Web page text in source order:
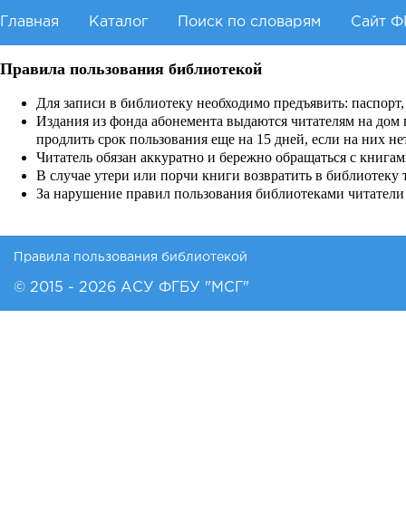
Главная Каталог Поиск по словарям Сайт
Правила пользования библиотекой
Для записи в библиотеку необходимо предъявить:
Издания из фонда абонемента выдаются читателям на дом
продлить срок пользования еще на 15 дней, если на них
Читатель обязан аккуратно и бережно обращаться с
В случае утери или порчи книги возвратить в
За нарушение правил пользования библиотеками
Правила пользования библиотекой
© 2015 - 2026 АСУ ФГБУ "МСГ"